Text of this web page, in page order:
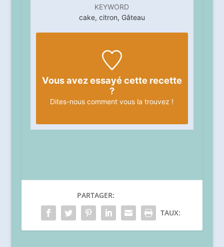
KEYWORD
cake, citron, Gâteau
Vous avez essayé cette recette
?
Dites-nous comment vous la trouvez !
PARTAGER:
TAUX: